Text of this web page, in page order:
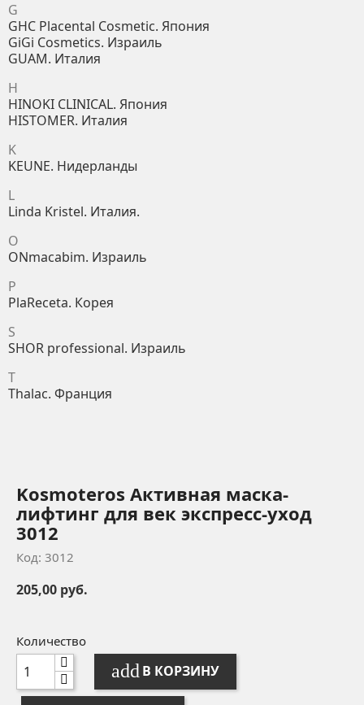
G
GHC Placental Cosmetic. Япония
GiGi Cosmetics. Израиль
GUAM. Италия
H
HINOKI CLINICAL. Япония
HISTOMER. Италия
K
KEUNE. Нидерланды
L
Linda Kristel. Италия.
O
ONmacabim. Израиль
P
PlaReceta. Корея
S
SHOR professional. Израиль
T
Thalac. Франция
Kosmoteros Активная маска-
лифтинг для век экспресс-уход
3012
Код: 3012
205,00 руб.
Количество
add В КОРЗИНУ